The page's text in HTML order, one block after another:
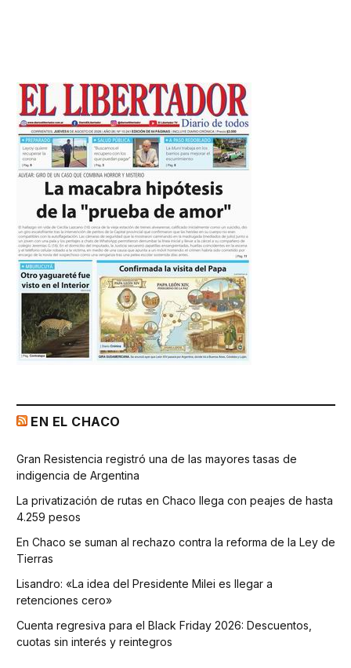
EN EL CHACO
Gran Resistencia registró una de las mayores tasas de
indigencia de Argentina
La privatización de rutas en Chaco llega con peajes de hasta
4.259 pesos
En Chaco se suman al rechazo contra la reforma de la Ley de
Tierras
Lisandro: «La idea del Presidente Milei es llegar a
retenciones cero»
Cuenta regresiva para el Black Friday 2026: Descuentos,
cuotas sin interés y reintegros